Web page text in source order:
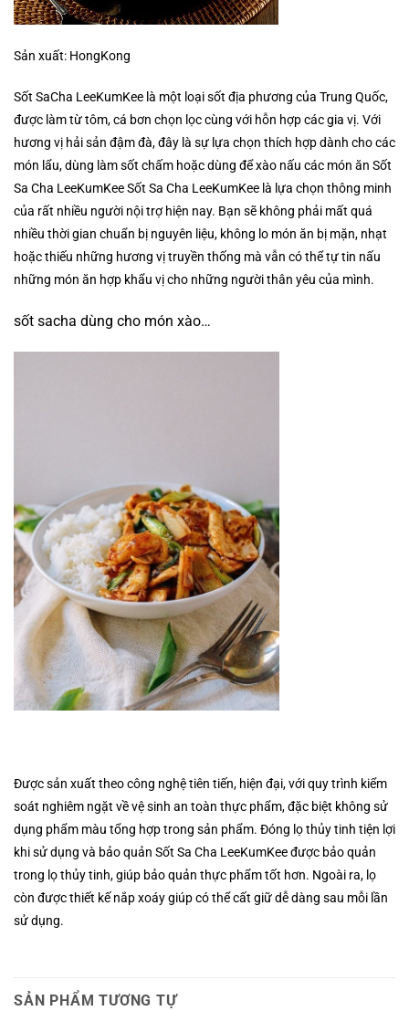
Sản xuất: HongKong
Sốt SaCha LeeKumKee là một loại sốt địa phương của Trung Quốc,
được làm từ tôm, cá bơn chọn lọc cùng với hỗn hợp các gia vị. Với
hương vị hải sản đậm đà, đây là sự lựa chọn thích hợp dành cho các
món lẩu, dùng làm sốt chấm hoặc dùng để xào nấu các món ăn Sốt
Sa Cha LeeKumKee Sốt Sa Cha LeeKumKee là lựa chọn thông minh
của rất nhiều người nội trợ hiện nay. Bạn sẽ không phải mất quá
nhiều thời gian chuẩn bị nguyên liệu, không lo món ăn bị mặn, nhạt
hoặc thiếu những hương vị truyền thống mà vẫn có thể tự tin nấu
những món ăn hợp khẩu vị cho những người thân yêu của mình.
sốt sacha dùng cho món xào…
Được sản xuất theo công nghệ tiên tiến, hiện đại, với quy trình kiểm
soát nghiêm ngặt về vệ sinh an toàn thực phẩm, đặc biệt không sử
dụng phẩm màu tổng hợp trong sản phẩm. Đóng lọ thủy tinh tiện lợi
khi sử dụng và bảo quản Sốt Sa Cha LeeKumKee được bảo quản
trong lọ thủy tinh, giúp bảo quản thực phẩm tốt hơn. Ngoài ra, lọ
còn được thiết kế nắp xoáy giúp có thể cất giữ dễ dàng sau mỗi lần
sử dụng.
SẢN PHẨM TƯƠNG TỰ